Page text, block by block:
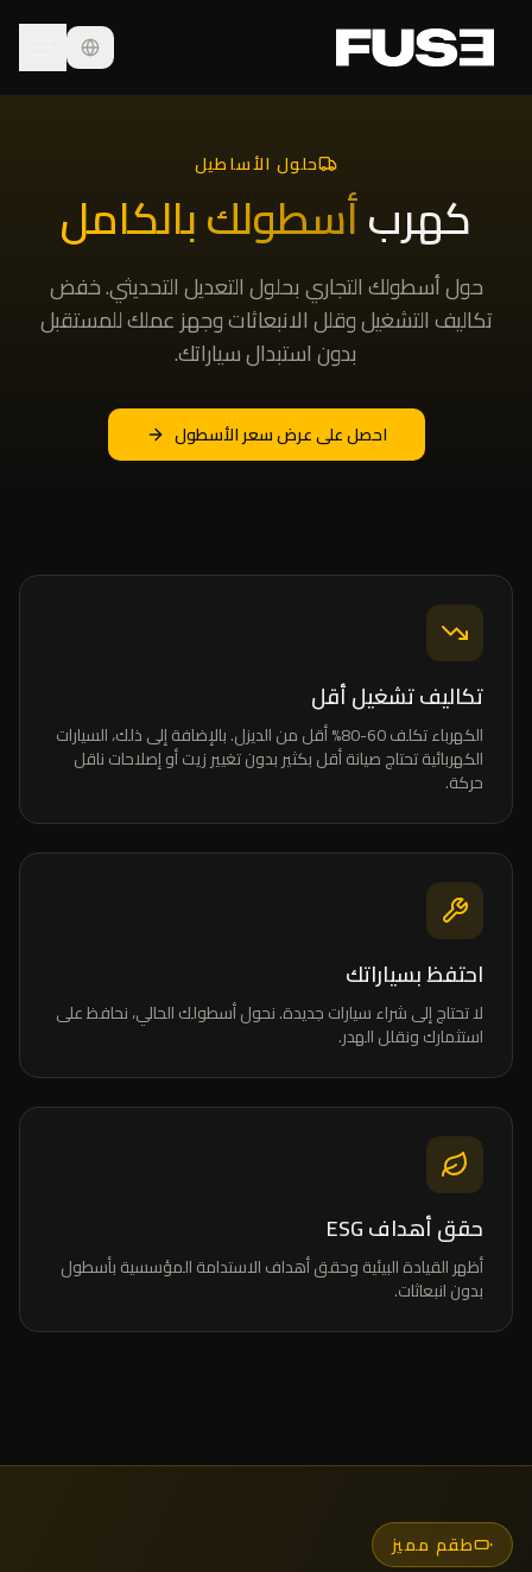
حلول الأساطيل
كهربأسطولك بالكامل
حول أسطولك التجاري بحلول التعديل التحديثي. خفض
تكاليف التشغيل وقلل الانبعاثات وجهز عملك للمستقبل
بدون استبدال سياراتك.
احصل على عرض سعر الأسطول
تكاليف تشغيل أقل
الكهرباء تكلف 60-80% أقل من الديزل. بالإضافة إلى ذلك، السيارات
الكهربائية تحتاج صيانة أقل بكثير بدون تغيير زيت أو إصلاحات ناقل
حركة.
احتفظ بسياراتك
لا تحتاج إلى شراء سيارات جديدة. نحول أسطولك الحالي، نحافظ على
استثمارك ونقلل الهدر.
حقق أهداف ESG
أظهر القيادة البيئية وحقق أهداف الاستدامة المؤسسية بأسطول
بدون انبعاثات.
طقم مميز